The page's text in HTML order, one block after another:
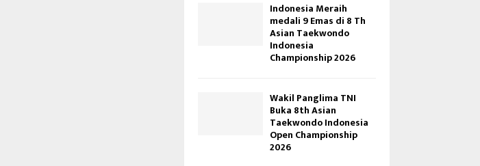
Indonesia Meraih
medali 9 Emas di 8 Th
Asian Taekwondo
Indonesia
Championship 2026
Wakil Panglima TNI
Buka 8th Asian
Taekwondo Indonesia
Open Championship
2026